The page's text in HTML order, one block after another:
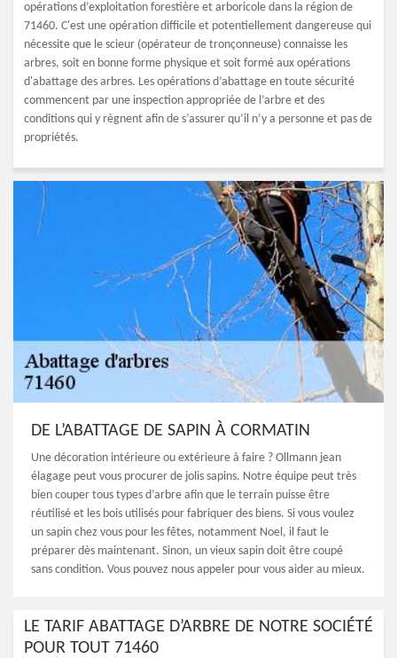
opérations d’exploitation forestière et arboricole dans la région de
71460. C'est une opération difficile et potentiellement dangereuse qui
nécessite que le scieur (opérateur de tronçonneuse) connaisse les
arbres, soit en bonne forme physique et soit formé aux opérations
d'abattage des arbres. Les opérations d’abattage en toute sécurité
commencent par une inspection appropriée de l’arbre et des
conditions qui y règnent afin de s’assurer qu’il n’y a personne et pas de
propriétés.
DE L’ABATTAGE DE SAPIN À CORMATIN
Une décoration intérieure ou extérieure à faire ? Ollmann jean
élagage peut vous procurer de jolis sapins. Notre équipe peut très
bien couper tous types d’arbre afin que le terrain puisse être
réutilisé et les bois utilisés pour fabriquer des biens. Si vous voulez
un sapin chez vous pour les fêtes, notamment Noel, il faut le
préparer dès maintenant. Sinon, un vieux sapin doit être coupé
sans condition. Vous pouvez nous appeler pour vous aider au mieux.
LE TARIF ABATTAGE D’ARBRE DE NOTRE SOCIÉTÉ
POUR TOUT 71460